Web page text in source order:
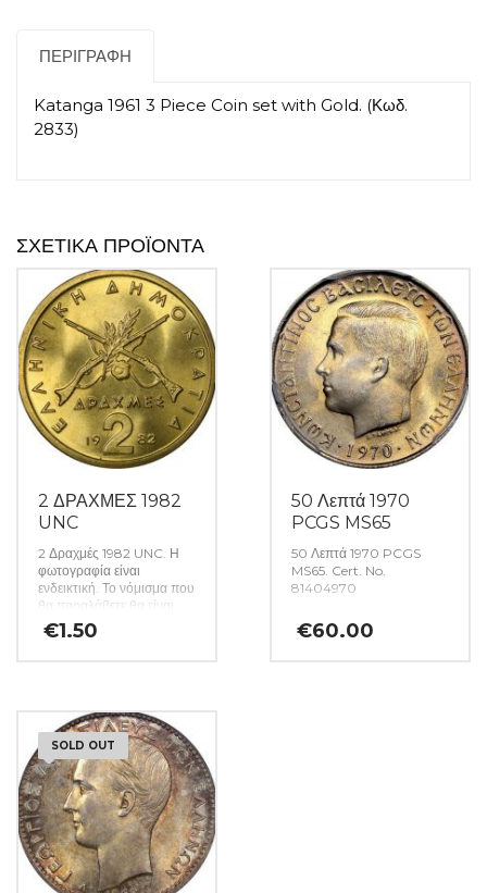
ΠΕΡΙΓΡΑΦΉ
Katanga 1961 3 Piece Coin set with Gold. (Κωδ.
2833)
ΣΧΕΤΙΚΆ ΠΡΟΪΌΝΤΑ
2 ΔΡΑΧΜΕΣ 1982
UNC
2 Δραχμές 1982 UNC. Η
φωτογραφία είναι
ενδεικτική. Το νόμισμα που
θα παραλάβετε θα είναι
αυστηρώς ακυκλοφόρητο
από μασούρι τραπέζης.
€1.50
50 Λεπτά 1970
PCGS MS65
50 Λεπτά 1970 PCGS
MS65. Cert. No.
81404970
€60.00
SOLD OUT